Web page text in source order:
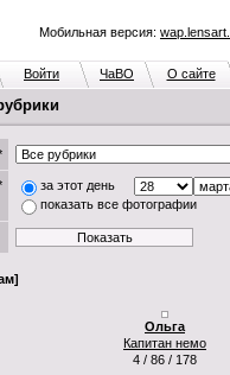
Мобильная версия:
Войти ЧаВО О сайте
за этот день
показать все фотографии
Ольга
Капитан немо
4 / 86 / 178